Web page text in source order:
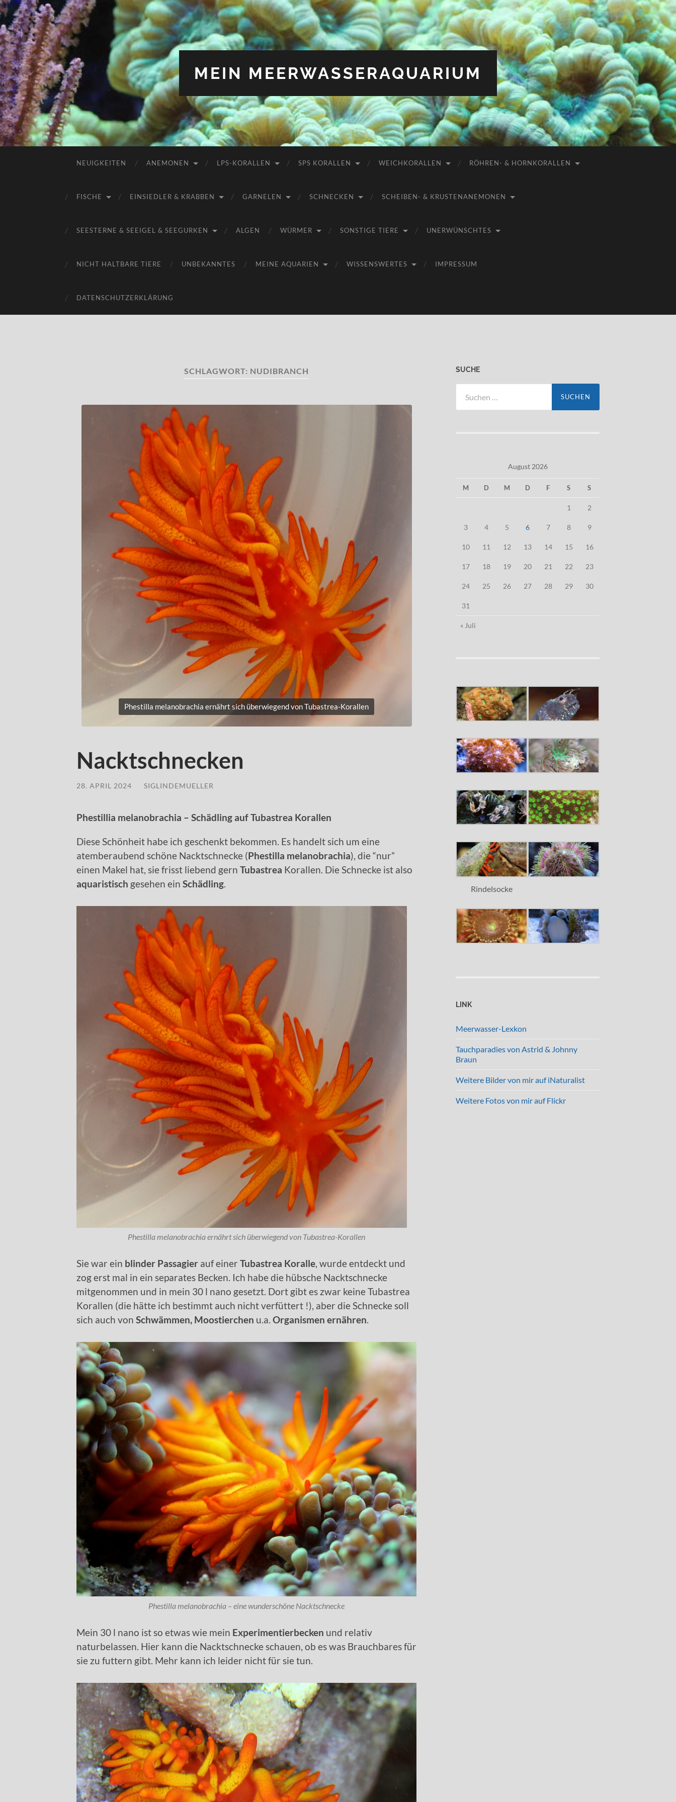
MEIN MEERWASSERAQUARIUM
NEUIGKEITEN ANEMONEN LPS-KORALLEN SPS KORALLEN WEICHKORALLEN RÖHREN- & HORNKORALLEN
FISCHE EINSIEDLER & KRABBEN GARNELEN SCHNECKEN SCHEIBEN- & KRUSTENANEMONEN
SEESTERNE & SEEIGEL & SEEGURKEN ALGEN WÜRMER SONSTIGE TIERE UNERWÜNSCHTES
NICHT HALTBARE TIERE UNBEKANNTES MEINE AQUARIEN WISSENSWERTES IMPRESSUM
DATENSCHUTZERKLÄRUNG
SCHLAGWORT: NUDIBRANCH
Phestilla melanobrachia ernährt sich überwiegend von Tubastrea-Korallen
Nacktschnecken
28. APRIL 2024 SIGLINDEMUELLER
Phestillia melanobrachia – Schädling auf Tubastrea Korallen
Diese Schönheit habe ich geschenkt bekommen. Es handelt sich um eine
atemberaubend schöne Nacktschnecke (Phestilla melanobrachia), die “nur”
einen Makel hat, sie frisst liebend gern Tubastrea Korallen. Die Schnecke ist also
aquaristisch gesehen ein Schädling.
Phestilla melanobrachia ernährt sich überwiegend von Tubastrea-Korallen
Sie war ein blinder Passagier auf einer Tubastrea Koralle, wurde entdeckt und
zog erst mal in ein separates Becken. Ich habe die hübsche Nacktschnecke
mitgenommen und in mein 30 l nano gesetzt. Dort gibt es zwar keine Tubastrea
Korallen (die hätte ich bestimmt auch nicht verfüttert !), aber die Schnecke soll
sich auch von Schwämmen, Moostierchen u.a. Organismen ernähren.
Phestilla melanobrachia – eine wunderschöne Nacktschnecke
Mein 30 l nano ist so etwas wie mein Experimentierbecken und relativ
naturbelassen. Hier kann die Nacktschnecke schauen, ob es was Brauchbares für
sie zu futtern gibt. Mehr kann ich leider nicht für sie tun.
SUCHE
nach:
August 2026
M D M D F S S
1 2
3 4 5 6 7 8 9
10 11 12 13 14 15 16
17 18 19 20 21 22 23
24 25 26 27 28 29 30
31
« Juli
Rindelsocke
LINK
Meerwasser-Lexkon
Tauchparadies von Astrid & Johnny
Braun
Weitere Bilder von mir auf iNaturalist
Weitere Fotos von mir auf Flickr